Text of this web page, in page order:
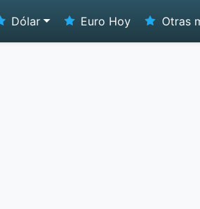
Dólar Euro Hoy Otras